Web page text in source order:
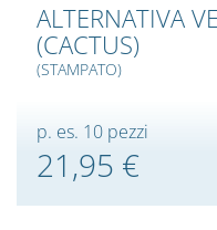
ALTERNATIVA
(CACTUS)
(STAMPATO)
p. es. 10 pezzi
21,95 €